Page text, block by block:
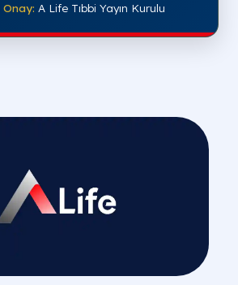
A Life Tıbbi Yayın Kurulu